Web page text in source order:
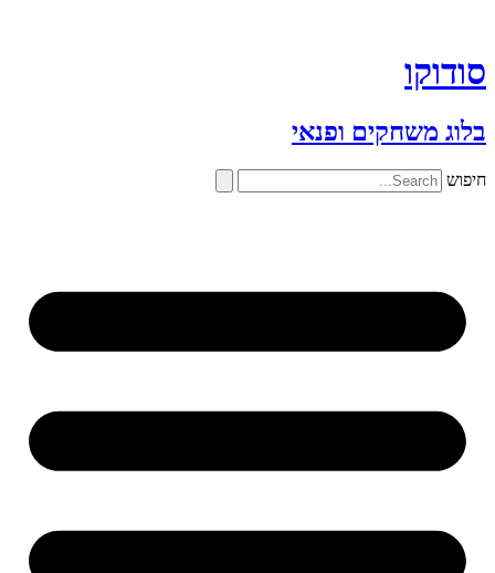
סודוקו
בלוג משחקים ופנאי
חיפוש